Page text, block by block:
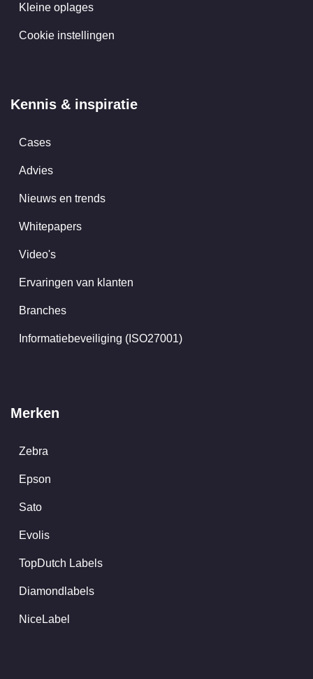
Kleine oplages
Cookie instellingen
Kennis & inspiratie
Cases
Advies
Nieuws en trends
Whitepapers
Video's
Ervaringen van klanten
Branches
Informatiebeveiliging (ISO27001)
Merken
Zebra
Epson
Sato
Evolis
TopDutch Labels
Diamondlabels
NiceLabel